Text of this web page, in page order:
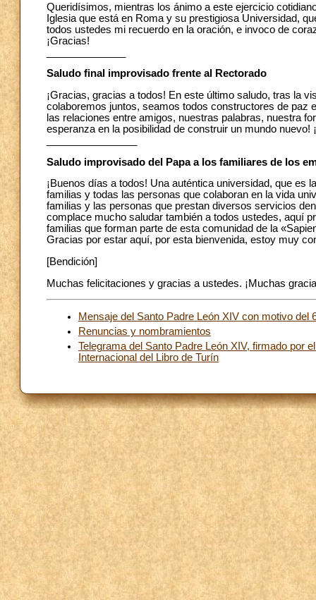
Queridísimos, mientras los ánimo a este ejercicio
Iglesia que está en Roma y su prestigiosa Universidad,
todos ustedes mi recuerdo en la oración, e invoco de
¡Gracias!
Saludo final improvisado frente al Rectorado
¡Gracias, gracias a todos! En este último saludo, tras la
colaboremos juntos, seamos todos constructores de
las relaciones entre amigos, nuestras palabras, nuestra
esperanza en la posibilidad de construir un mundo
Saludo improvisado del Papa a los familiares de los
¡Buenos días a todos! Una auténtica universidad, que es
familias y todas las personas que colaboran en la vida
familias y las personas que prestan diversos servicios
complace mucho saludar también a todos ustedes, aquí
familias que forman parte de esta comunidad de la
Gracias por estar aquí, por esta bienvenida, estoy muy
[Bendición]
Muchas felicitaciones y gracias a ustedes. ¡Muchas
Mensaje del Santo Padre León XIV con motivo del
Renuncias y nombramientos
Telegrama del Santo Padre León XIV, firmado por
Internacional del Libro de Turín